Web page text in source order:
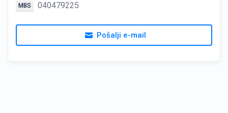
MBS 040479225
Pošalji e-mail